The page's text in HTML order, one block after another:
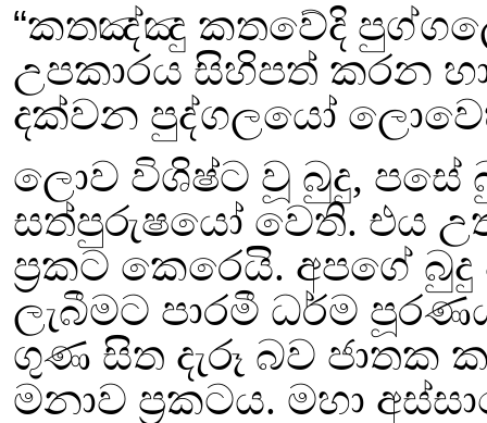
“කතඤ්ඤු කතවේදි
උපකාරය සිහිපත් කරන
දක්වන පුද්ගලයෝ
ලොව විශිෂ්ට වූ බුදු, පසේ
සත්පුරුෂයෝ වෙති. එය
ප්‍රකට කෙරෙයි. අපගේ
ලැබීමට පාරමී ධර්ම
ගුණ සිත දැරූ බව ජාතක
මනාව ප්‍රකටය. මහා